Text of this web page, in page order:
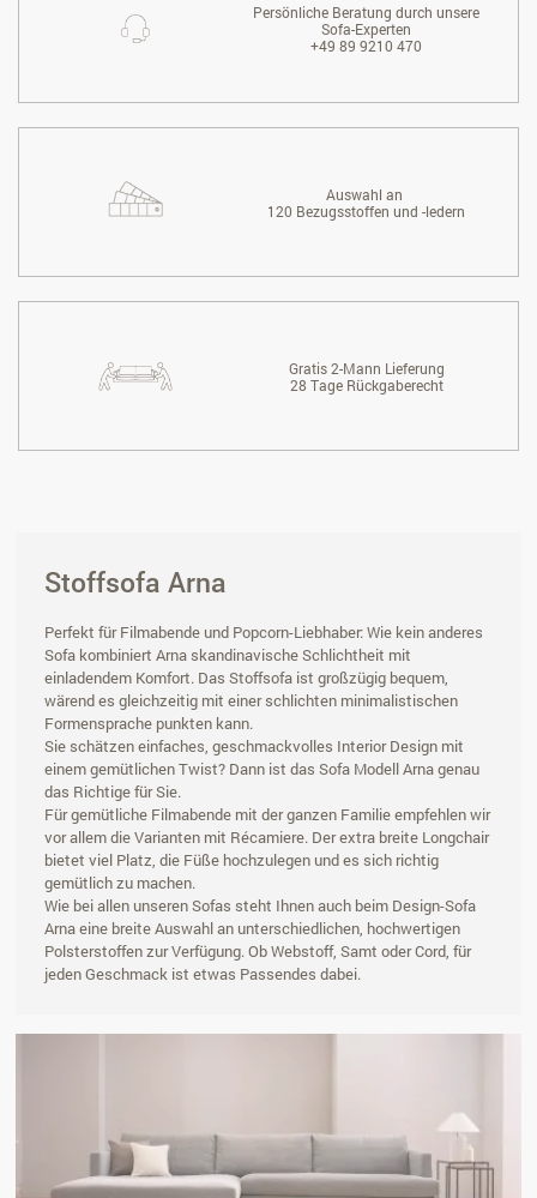
Persönliche Beratung durch unsere
Sofa-Experten
+49 89 9210 470
Auswahl an
120 Bezugsstoffen und -ledern
Gratis 2-Mann Lieferung
28 Tage Rückgaberecht
Stoffsofa Arna
Perfekt für Filmabende und Popcorn-Liebhaber: Wie kein anderes
Sofa kombiniert Arna skandinavische Schlichtheit mit
einladendem Komfort. Das Stoffsofa ist großzügig bequem,
wärend es gleichzeitig mit einer schlichten minimalistischen
Formensprache punkten kann.
Sie schätzen einfaches, geschmackvolles Interior Design mit
einem gemütlichen Twist? Dann ist das Sofa Modell Arna genau
das Richtige für Sie.
Für gemütliche Filmabende mit der ganzen Familie empfehlen wir
vor allem die Varianten mit Récamiere. Der extra breite Longchair
bietet viel Platz, die Füße hochzulegen und es sich richtig
gemütlich zu machen.
Wie bei allen unseren Sofas steht Ihnen auch beim Design-Sofa
Arna eine breite Auswahl an unterschiedlichen, hochwertigen
Polsterstoffen zur Verfügung. Ob Webstoff, Samt oder Cord, für
jeden Geschmack ist etwas Passendes dabei.